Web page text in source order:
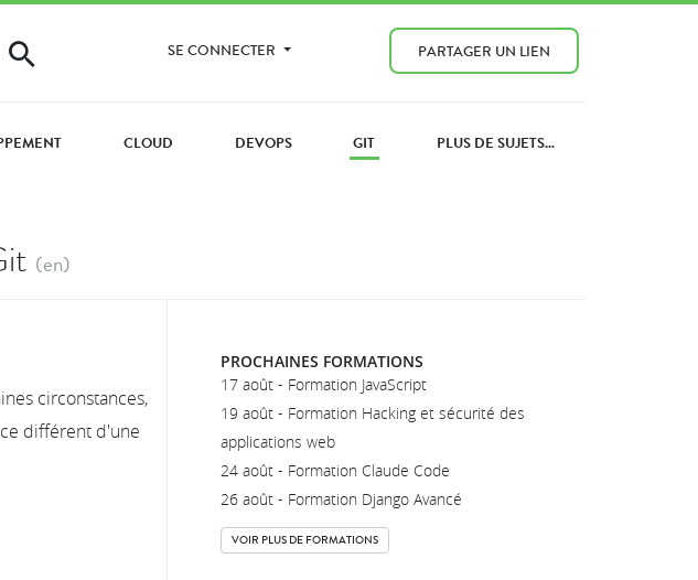
SE CONNECTER PARTAGER UN LIEN
CLOUD DEVOPS GIT PLUS DE SUJETS...
(en)
circonstances,
différent d'une
PROCHAINES FORMATIONS
17 août - Formation JavaScript
19 août - Formation Hacking et sécurité des
applications web
24 août - Formation Claude Code
26 août - Formation Django Avancé
VOIR PLUS DE FORMATIONS